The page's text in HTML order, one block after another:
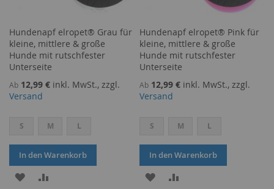
Hundenapf elropet® Grau für
kleine, mittlere & große
Hunde mit rutschfester
Unterseite
Ab 12,99 € inkl. MwSt., zzgl.
Versand
S M L
In den Warenkorb
ZUR
Hundenapf elropet® Pink für
kleine, mittlere & große
Hunde mit rutschfester
Unterseite
Ab 12,99 € inkl. MwSt., zzgl.
Versand
S M L
In den Warenkorb
ZUR